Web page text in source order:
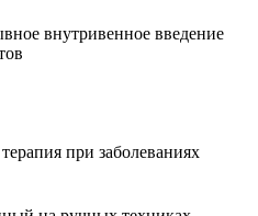
внутривенное введение
при заболеваниях